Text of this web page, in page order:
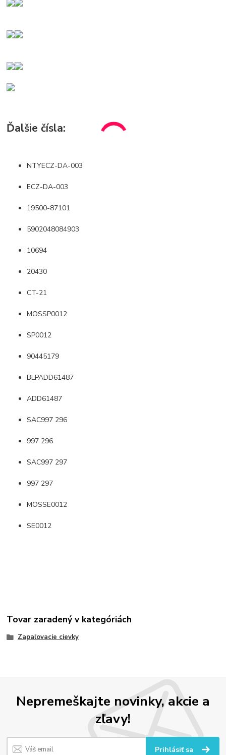
Ďalšie čísla:
NTYECZ-DA-003
ECZ-DA-003
19500-87101
5902048084903
10694
20430
CT-21
MOSSP0012
SP0012
90445179
BLPADD61487
ADD61487
SAC997 296
997 296
SAC997 297
997 297
MOSSE0012
SE0012
Tovar zaradený v kategóriách
Zapaľovacie cievky
Nepremeškajte novinky, akcie a
zľavy!
Prihlásiť sa